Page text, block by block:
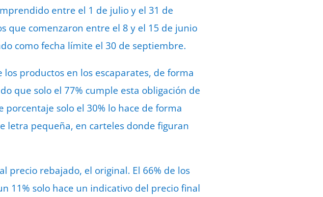
entre el 1 de julio y el 31 de
que comenzaron entre el 8 y el 15 de junio
como fecha límite el 30 de septiembre.
productos en los escaparates, de forma
que solo el 77% cumple esta obligación de
solo el 30% lo hace de forma
letra pequeña, en carteles donde figuran
precio rebajado, el original. El 66% de los
11% solo hace un indicativo del precio final